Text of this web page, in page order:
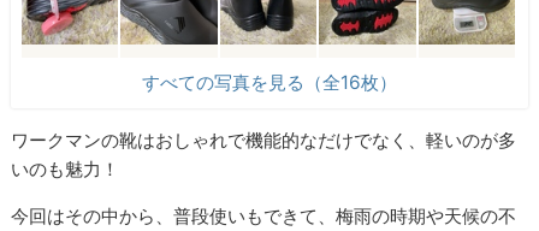
すべての写真を見る（全16枚）
ワークマンの靴はおしゃれで機能的なだけでなく、軽いのが多
いのも魅力！
今回はその中から、普段使いもできて、梅雨の時期や天候の不